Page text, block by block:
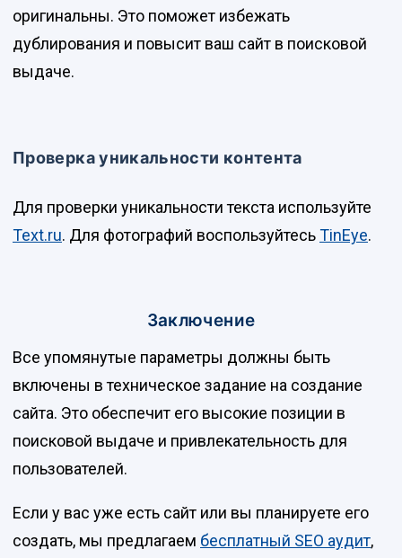
оригинальны. Это поможет избежать
дублирования и повысит ваш сайт в поисковой
выдаче.
Проверка уникальности контента
Для проверки уникальности текста используйте
Text.ru. Для фотографий воспользуйтесьTinEye.
Заключение
Все упомянутые параметры должны быть
включены в техническое задание на создание
сайта. Это обеспечит его высокие позиции в
поисковой выдаче и привлекательность для
пользователей.
Если у вас уже есть сайт или вы планируете его
создать, мы предлагаем бесплатный SEO аудит,